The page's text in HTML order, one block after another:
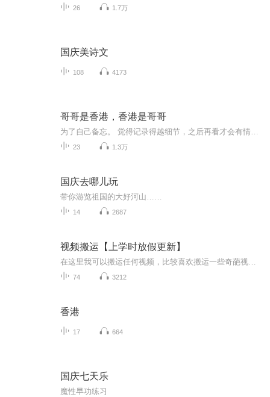
26 1.7万
国庆美诗文
108 4173
哥哥是香港，香港是哥哥
23 1.3万
国庆去哪儿玩
带你游览祖国的大好河山……
14 2687
视频搬运【上学时放假更新】
74 3212
香港
17 664
国庆七天乐
魔性早功练习